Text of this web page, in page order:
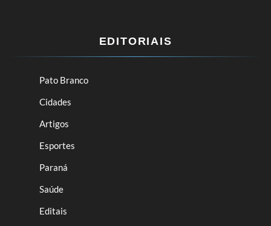
EDITORIAIS
Pato Branco
Cidades
Artigos
Esportes
Paraná
Saúde
Editais